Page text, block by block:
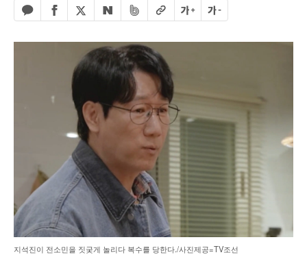
카카오톡 공유하기
페이스북 공유하기
엑스 공유하기
네이버 공유하기
밴드 공유하기
URL복사글자 크게글자 작게
지석진이 전소민을 짓궂게 놀리다 복수를 당한다./사진제공=TV조선